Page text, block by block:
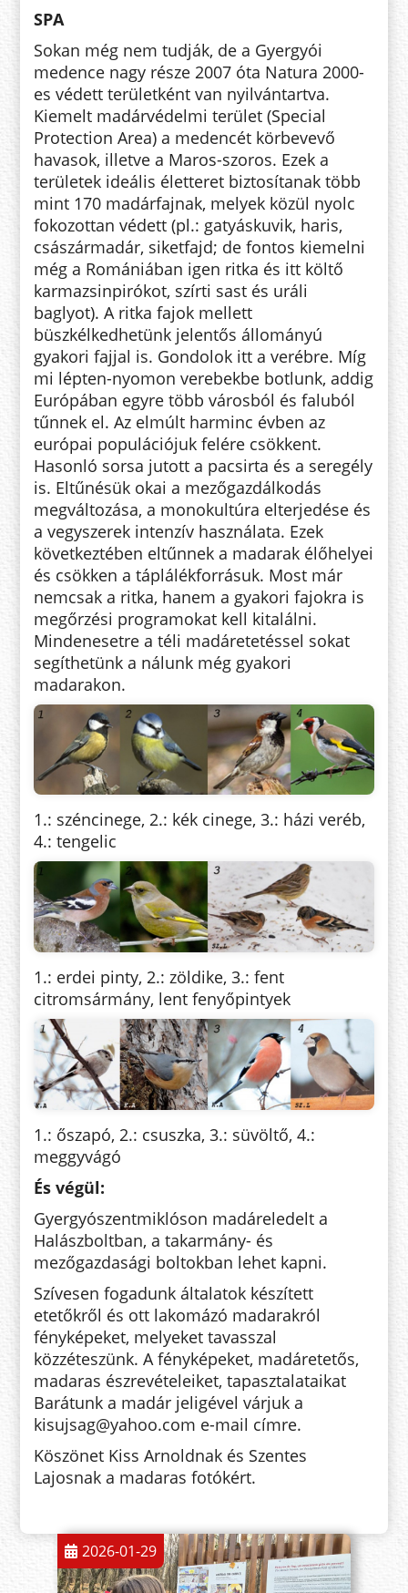
SPA
Sokan még nem tudják, de a Gyergyói
medence nagy része 2007 óta Natura 2000-
es védett területként van nyilvántartva.
Kiemelt madárvédelmi terület (Special
Protection Area) a medencét körbevevő
havasok, illetve a Maros-szoros. Ezek a
területek ideális életteret biztosítanak több
mint 170 madárfajnak, melyek közül nyolc
fokozottan védett (pl.: gatyáskuvik, haris,
császármadár, siketfajd; de fontos kiemelni
még a Romániában igen ritka és itt költő
karmazsinpirókot, szírti sast és uráli
baglyot). A ritka fajok mellett
büszkélkedhetünk jelentős állományú
gyakori fajjal is. Gondolok itt a verébre. Míg
mi lépten-nyomon verebekbe botlunk, addig
Európában egyre több városból és faluból
tűnnek el. Az elmúlt harminc évben az
európai populációjuk felére csökkent.
Hasonló sorsa jutott a pacsirta és a seregély
is. Eltűnésük okai a mezőgazdálkodás
megváltozása, a monokultúra elterjedése és
a vegyszerek intenzív használata. Ezek
következtében eltűnnek a madarak élőhelyei
és csökken a táplálékforrásuk. Most már
nemcsak a ritka, hanem a gyakori fajokra is
megőrzési programokat kell kitalálni.
Mindenesetre a téli madáretetéssel sokat
segíthetünk a nálunk még gyakori
madarakon.
1.: széncinege, 2.: kék cinege, 3.: házi veréb,
4.: tengelic
1.: erdei pinty, 2.: zöldike, 3.: fent
citromsármány, lent fenyőpintyek
1.: őszapó, 2.: csuszka, 3.: süvöltő, 4.:
meggyvágó
És végül:
Gyergyószentmiklóson madáreledelt a
Halászboltban, a takarmány- és
mezőgazdasági boltokban lehet kapni.
Szívesen fogadunk általatok készített
etetőkről és ott lakomázó madarakról
fényképeket, melyeket tavasszal
közzéteszünk. A fényképeket, madáretetős,
madaras észrevételeiket, tapasztalataikat
Barátunk a madár jeligével várjuk a
kisujsag@yahoo.com e-mail címre.
Köszönet Kiss Arnoldnak és Szentes
Lajosnak a madaras fotókért.
2026-01-29